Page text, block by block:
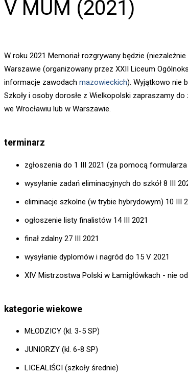
V MUM (2021)
W roku 2021 Memoriał rozgrywany będzie
Warszawie (organizowany przez XXII Liceum
informacje zawodach mazowieckich). Wyjątkowo nie
Szkoły i osoby dorosłe z Wielkopolski zapraszamy do
we Wrocławiu lub w Warszawie.
terminarz
zgłoszenia do 1 III 2021 (za pomocą
wysyłanie zadań eliminacyjnych do szkół 8 III
eliminacje szkolne (w trybie hybrydowym) 10 III
ogłoszenie listy finalistów 14 III 2021
finał zdalny 27 III 2021
wysyłanie dyplomów i nagród do 15 V 2021
XIV Mistrzostwa Polski w Łamigłówkach - nie
kategorie wiekowe
MŁODZICY (kl. 3-5 SP)
JUNIORZY (kl. 6-8 SP)
LICEALIŚCI (szkoły średnie)